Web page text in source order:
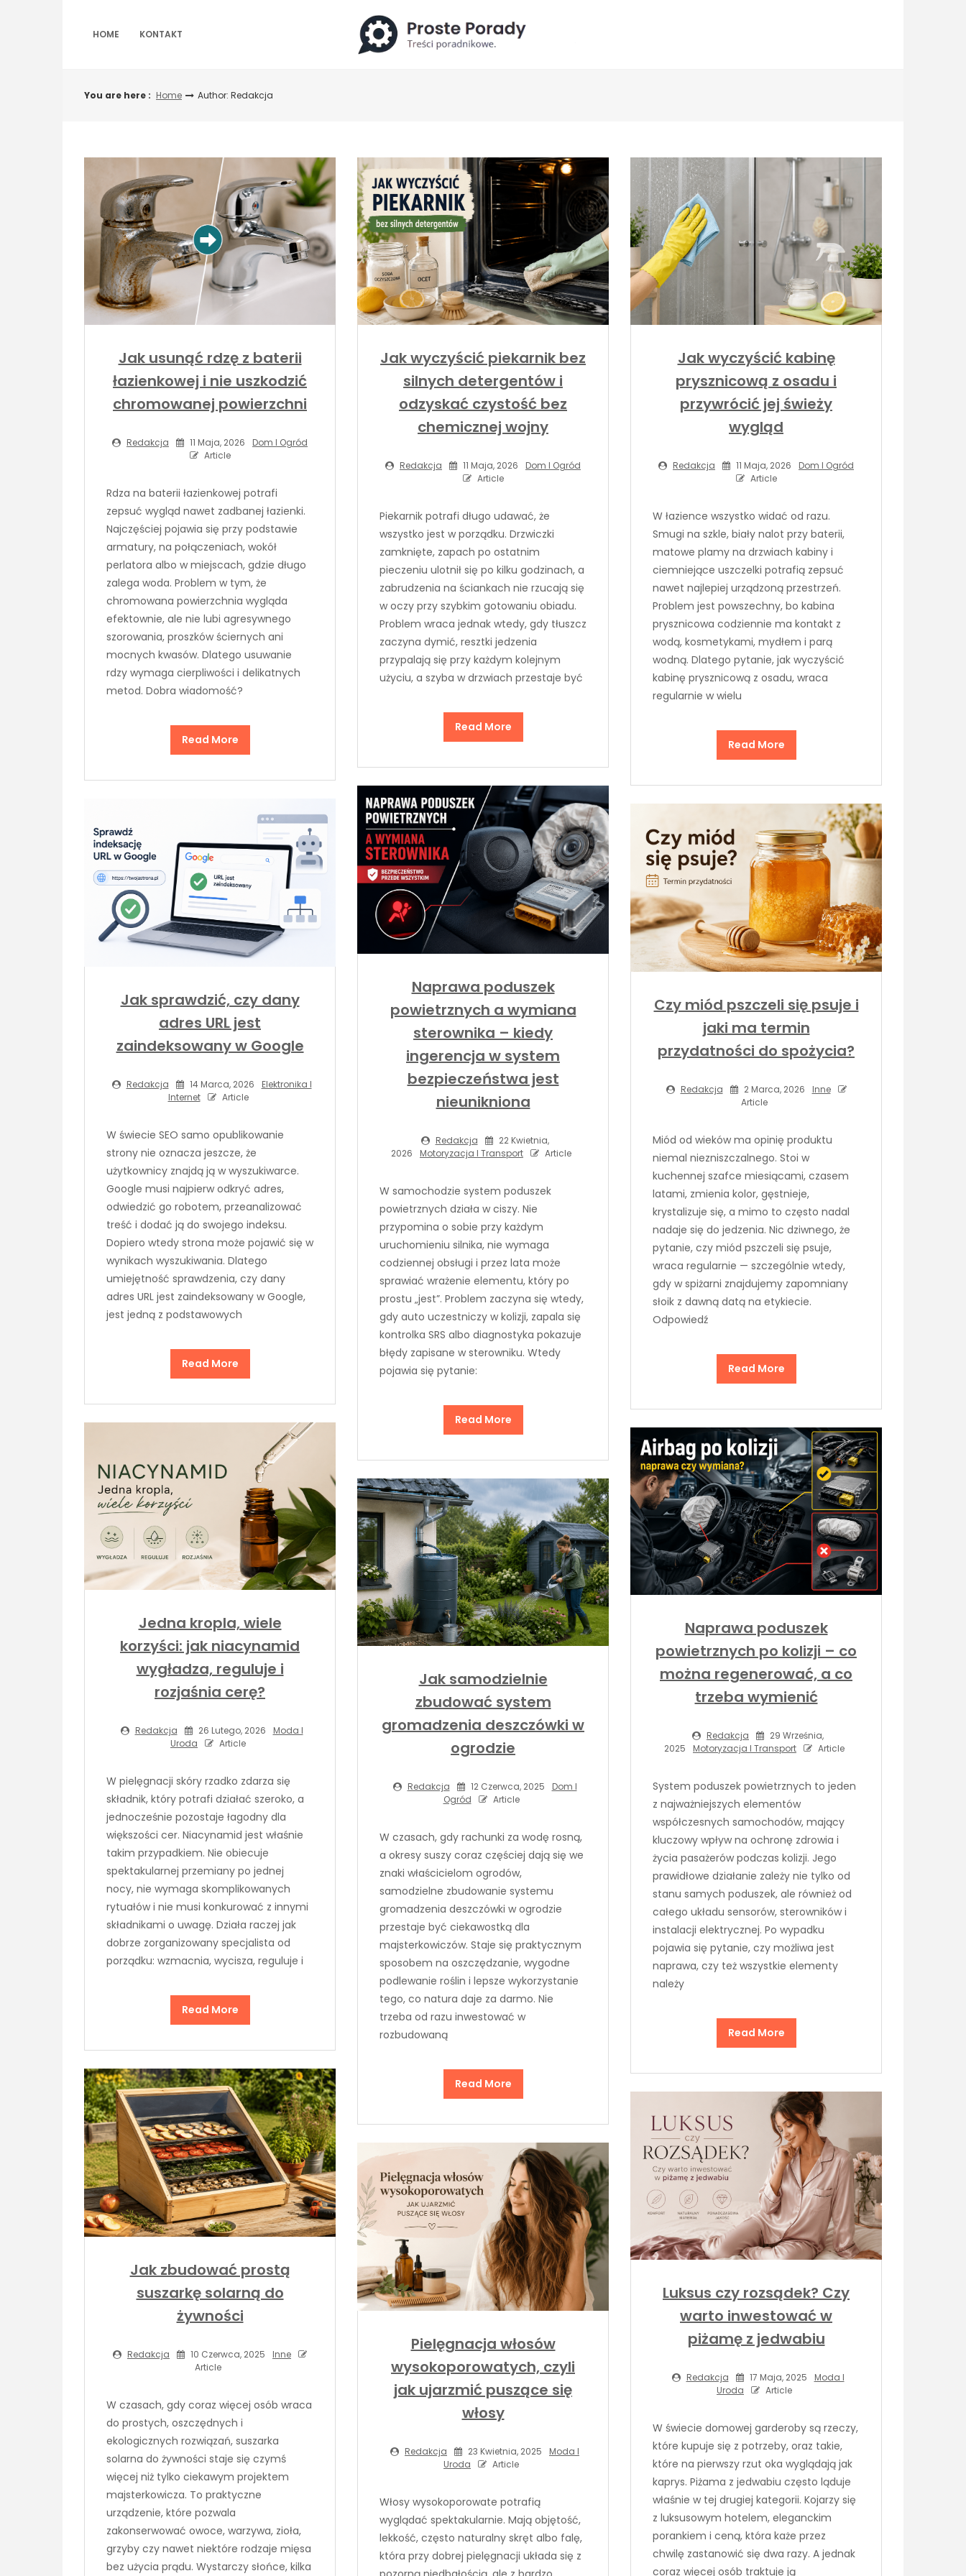
HOME KONTAKT
You are here : Home Author: Redakcja
Jak usunąć rdzę z baterii
łazienkowej i nie uszkodzić
chromowanej powierzchni
Redakcja 11 Maja, 2026
Dom I Ogród
Article
Rdza na baterii łazienkowej potrafi
zepsuć wygląd nawet zadbanej łazienki.
Najczęściej pojawia się przy podstawie
armatury, na połączeniach, wokół
perlatora albo w miejscach, gdzie długo
zalega woda. Problem w tym, że
chromowana powierzchnia wygląda
efektownie, ale nie lubi agresywnego
szorowania, proszków ściernych ani
mocnych kwasów. Dlatego usuwanie
rdzy wymaga cierpliwości i delikatnych
metod. Dobra wiadomość?
Read More
Jak wyczyścić piekarnik bez
silnych detergentów i
odzyskać czystość bez
chemicznej wojny
Redakcja 11 Maja, 2026
Dom I Ogród
Article
Piekarnik potrafi długo udawać, że
wszystko jest w porządku. Drzwiczki
zamknięte, zapach po ostatnim
pieczeniu ulotnił się po kilku godzinach, a
zabrudzenia na ściankach nie rzucają się
w oczy przy szybkim gotowaniu obiadu.
Problem wraca jednak wtedy, gdy tłuszcz
zaczyna dymić, resztki jedzenia
przypalają się przy każdym kolejnym
użyciu, a szyba w drzwiach przestaje być
Read More
Jak wyczyścić kabinę
prysznicową z osadu i
przywrócić jej świeży
wygląd
Redakcja 11 Maja, 2026
Dom I Ogród
Article
W łazience wszystko widać od razu.
Smugi na szkle, biały nalot przy baterii,
matowe plamy na drzwiach kabiny i
ciemniejące uszczelki potrafią zepsuć
nawet najlepiej urządzoną przestrzeń.
Problem jest powszechny, bo kabina
prysznicowa codziennie ma kontakt z
wodą, kosmetykami, mydłem i parą
wodną. Dlatego pytanie, jak wyczyścić
kabinę prysznicową z osadu, wraca
regularnie w wielu
Read More
Naprawa poduszek
powietrznych a wymiana
sterownika – kiedy
ingerencja w system
bezpieczeństwa jest
nieunikniona
Redakcja
22 Kwietnia,
2026
Motoryzacja I Transport Article
W samochodzie system poduszek
powietrznych działa w ciszy. Nie
przypomina o sobie przy każdym
uruchomieniu silnika, nie wymaga
codziennej obsługi i przez lata może
sprawiać wrażenie elementu, który po
prostu „jest”. Problem zaczyna się wtedy,
gdy auto uczestniczy w kolizji, zapala się
kontrolka SRS albo diagnostyka pokazuje
błędy zapisane w sterowniku. Wtedy
pojawia się pytanie:
Read More
Jak sprawdzić, czy dany
adres URL jest
zaindeksowany w Google
Redakcja 14 Marca, 2026
Elektronika I
Internet
Article
W świecie SEO samo opublikowanie
strony nie oznacza jeszcze, że
użytkownicy znajdą ją w wyszukiwarce.
Google musi najpierw odkryć adres,
odwiedzić go robotem, przeanalizować
treść i dodać ją do swojego indeksu.
Dopiero wtedy strona może pojawić się w
wynikach wyszukiwania. Dlatego
umiejętność sprawdzenia, czy dany
adres URL jest zaindeksowany w Google,
jest jedną z podstawowych
Read More
Czy miód pszczeli się psuje i
jaki ma termin
przydatności do spożycia?
Redakcja 2 Marca, 2026
Inne
Article
Miód od wieków ma opinię produktu
niemal niezniszczalnego. Stoi w
kuchennej szafce miesiącami, czasem
latami, zmienia kolor, gęstnieje,
krystalizuje się, a mimo to często nadal
nadaje się do jedzenia. Nic dziwnego, że
pytanie, czy miód pszczeli się psuje,
wraca regularnie — szczególnie wtedy,
gdy w spiżarni znajdujemy zapomniany
słoik z dawną datą na etykiecie.
Odpowiedź
Read More
Jedna kropla, wiele
korzyści: jak niacynamid
wygładza, reguluje i
rozjaśnia cerę?
Redakcja 26 Lutego, 2026
Moda I
Uroda
Article
W pielęgnacji skóry rzadko zdarza się
składnik, który potrafi działać szeroko, a
jednocześnie pozostaje łagodny dla
większości cer. Niacynamid jest właśnie
takim przypadkiem. Nie obiecuje
spektakularnej przemiany po jednej
nocy, nie wymaga skomplikowanych
rytuałów i nie musi konkurować z innymi
składnikami o uwagę. Działa raczej jak
dobrze zorganizowany specjalista od
porządku: wzmacnia, wycisza, reguluje i
Read More
Naprawa poduszek
powietrznych po kolizji – co
można regenerować, a co
trzeba wymienić
Redakcja
29 Września,
2025
Motoryzacja I Transport Article
System poduszek powietrznych to jeden
z najważniejszych elementów
współczesnych samochodów, mający
kluczowy wpływ na ochronę zdrowia i
życia pasażerów podczas kolizji. Jego
prawidłowe działanie zależy nie tylko od
stanu samych poduszek, ale również od
całego układu sensorów, sterowników i
instalacji elektrycznej. Po wypadku
pojawia się pytanie, czy możliwa jest
naprawa, czy też wszystkie elementy
należy
Read More
Jak samodzielnie
zbudować system
gromadzenia deszczówki w
ogrodzie
Redakcja 12 Czerwca, 2025
Dom I
Ogród
Article
W czasach, gdy rachunki za wodę rosną,
a okresy suszy coraz częściej dają się we
znaki właścicielom ogrodów,
samodzielne zbudowanie systemu
gromadzenia deszczówki w ogrodzie
przestaje być ciekawostką dla
majsterkowiczów. Staje się praktycznym
sposobem na oszczędzanie, wygodne
podlewanie roślin i lepsze wykorzystanie
tego, co natura daje za darmo. Nie
trzeba od razu inwestować w
rozbudowaną
Read More
Jak zbudować prostą
suszarkę solarną do
żywności
Redakcja 10 Czerwca, 2025
Inne
Article
W czasach, gdy coraz więcej osób wraca
do prostych, oszczędnych i
ekologicznych rozwiązań, suszarka
solarna do żywności staje się czymś
więcej niż tylko ciekawym projektem
majsterkowicza. To praktyczne
urządzenie, które pozwala
zakonserwować owoce, warzywa, zioła,
grzyby czy nawet niektóre rodzaje mięsa
bez użycia prądu. Wystarczy słońce, kilka
Luksus czy rozsądek? Czy
warto inwestować w
piżamę z jedwabiu
Redakcja 17 Maja, 2025
Moda I
Uroda
Article
W świecie domowej garderoby są rzeczy,
które kupuje się z potrzeby, oraz takie,
które na pierwszy rzut oka wyglądają jak
kaprys. Piżama z jedwabiu często ląduje
właśnie w tej drugiej kategorii. Kojarzy się
z luksusowym hotelem, eleganckim
porankiem i ceną, która każe przez
chwilę zastanowić się dwa razy. A jednak
coraz więcej osób traktuje ją
Pielęgnacja włosów
wysokoporowatych, czyli
jak ujarzmić puszące się
włosy
Redakcja 23 Kwietnia, 2025
Moda I
Uroda
Article
Włosy wysokoporowate potrafią
wyglądać spektakularnie. Mają objętość,
lekkość, często naturalny skręt albo falę,
która przy dobrej pielęgnacji układa się z